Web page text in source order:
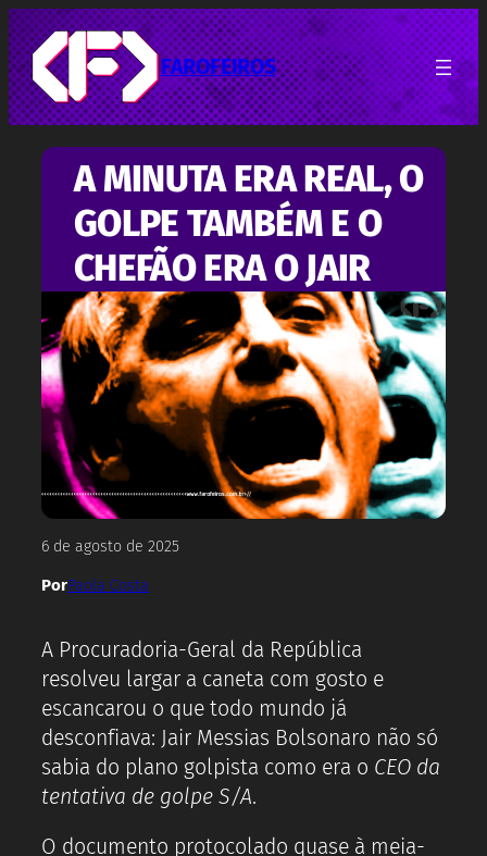
Pular
para
o
conteúdo
FAROFEIROS
A MINUTA ERA REAL, O
GOLPE TAMBÉM E O
CHEFÃO ERA O JAIR
6 de agosto de 2025
PorPaola Costa
A Procuradoria-Geral da República
resolveu largar a caneta com gosto e
escancarou o que todo mundo já
desconfiava: Jair Messias Bolsonaro não só
sabia do plano golpista como era o CEO da
tentativa de golpe S/A.
O documento protocolado quase à meia-